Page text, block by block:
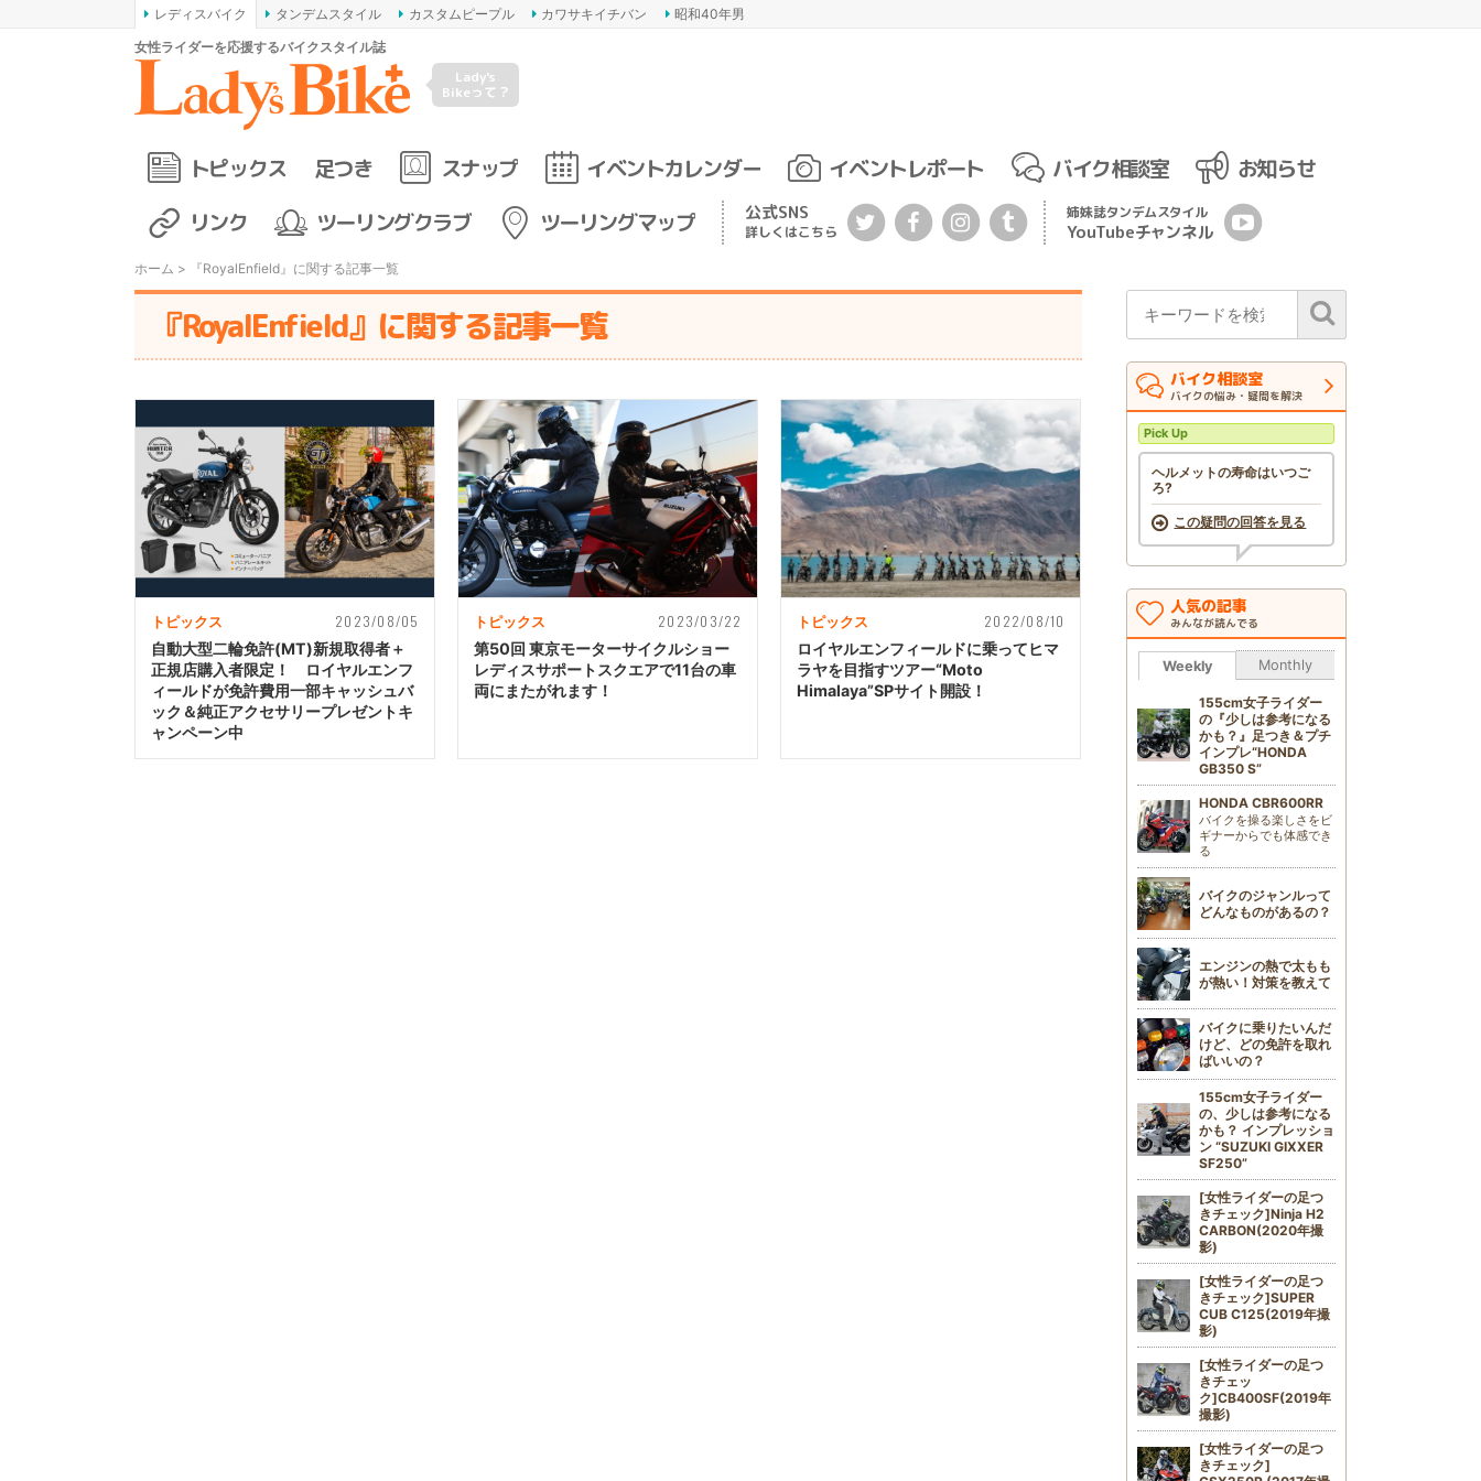
レディスバイク タンデムスタイル カスタムピープル カワサキイチバン
昭和40年男
女性ライダーを応援するバイクスタイル誌
Lady's
Bikeって？
トピックス 足つき スナップ イベントカレンダー イベントレポート バイク相談室
お知らせ
リンク
ツーリングクラブ ツーリングマップ 公式SNS
詳しくはこちら
姉妹誌タンデムスタイル
YouTubeチャンネル
ホーム > 『RoyalEnfield』に関する記事一覧
『RoyalEnfield』に関する記事一覧
トピックス 2023/08/05
自動大型二輪免許(MT)新規取得者＋
正規店購入者限定！ ロイヤルエンフ
ィールドが免許費用一部キャッシュバ
ック＆純正アクセサリープレゼントキ
ャンペーン中
トピックス 2023/03/22
第50回 東京モーターサイクルショー
レディスサポートスクエアで11台の車
両にまたがれます！
トピックス 2022/08/10
ロイヤルエンフィールドに乗ってヒマ
ラヤを目指すツアー“Moto
Himalaya”SPサイト開設！
バイク相談室
バイクの悩み・疑問を解決
Pick Up
ヘルメットの寿命はいつご
ろ?
この疑問の回答を見る
人気の記事
みんなが読んでる
Weekly Monthly
155cm女子ライダー
の『少しは参考になる
かも？』足つき＆プチ
インプレ“HONDA
GB350 S”
HONDA CBR600RR
バイクを操る楽しさをビ
ギナーからでも体感でき
る
バイクのジャンルって
どんなものがあるの？
エンジンの熱で太もも
が熱い！対策を教えて
バイクに乗りたいんだ
けど、どの免許を取れ
ばいいの？
155cm女子ライダー
の、少しは参考になる
かも？ インプレッショ
ン “SUZUKI GIXXER
SF250”
[女性ライダーの足つ
きチェック]Ninja H2
CARBON(2020年撮
影)
[女性ライダーの足つ
きチェック]SUPER
CUB C125(2019年撮
影)
[女性ライダーの足つ
きチェッ
ク]CB400SF(2019年
撮影)
[女性ライダーの足つ
きチェック]